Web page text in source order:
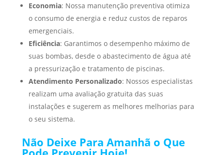
Economia: Nossa manutenção preventiva otimiza
o consumo de energia e reduz custos de reparos
emergenciais.
Eficiência: Garantimos o desempenho máximo de
suas bombas, desde o abastecimento de água até
a pressurização e tratamento de piscinas.
Atendimento Personalizado: Nossos especialistas
realizam uma avaliação gratuita das suas
instalações e sugerem as melhores melhorias para
o seu sistema.
Não Deixe Para Amanhã o Que